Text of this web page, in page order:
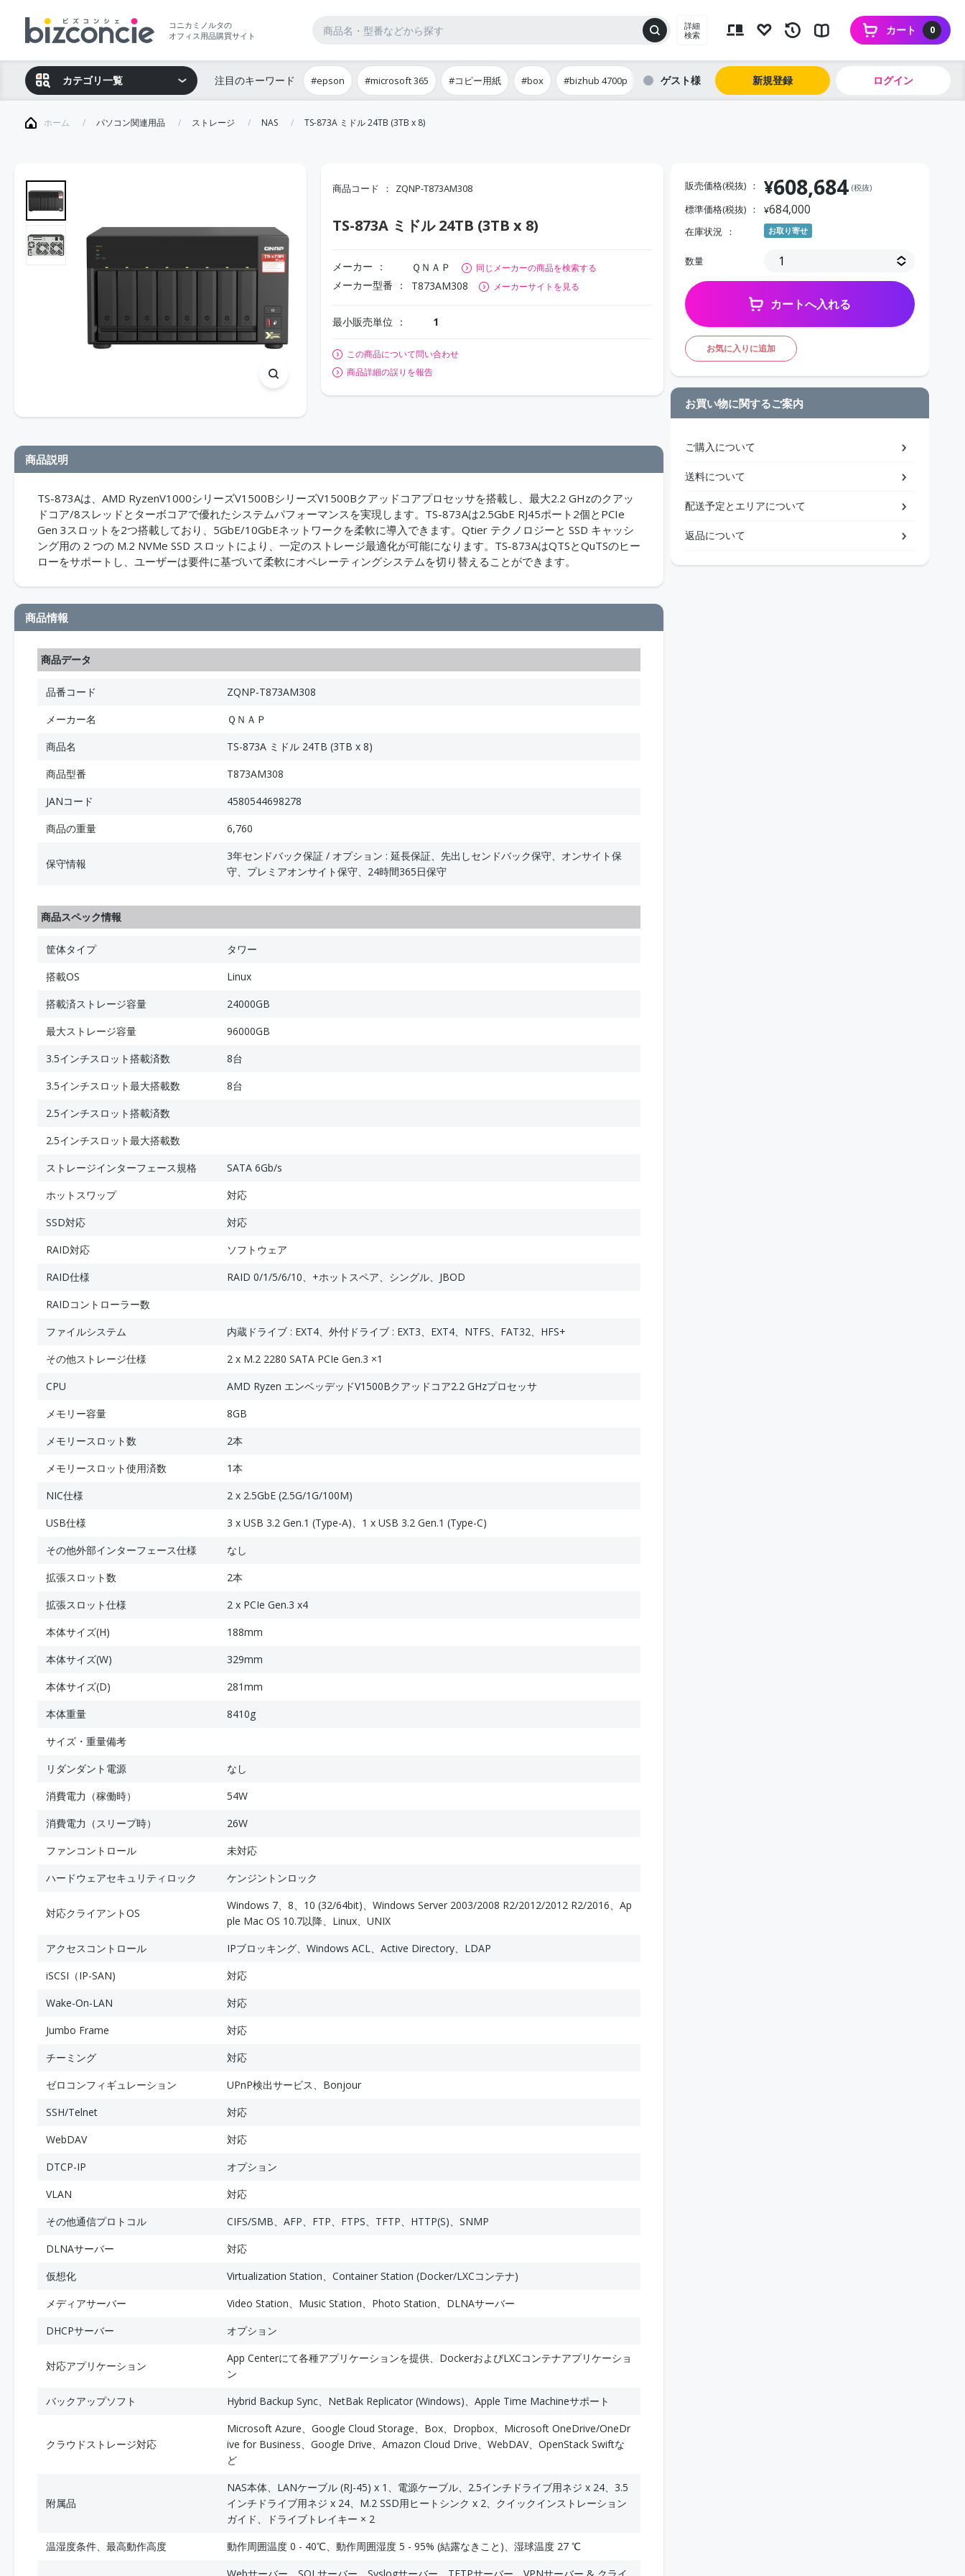
コニカミノルタの
オフィス用品購買サイト
詳細
検索
0
カート
カテゴリ一覧 注目のキーワード #epson #microsoft 365 #コピー用紙 #box #bizhub 4700p ゲスト 新規登録 ログイン
ホーム パソコン関連用品 ストレージ NAS TS-873A ミドル 24TB (3TB x 8)
商品コード ZQNP-T873AM308
TS-873A ミドル 24TB (3TB x 8)
メーカー ＱＮＡＰ 同じメーカーの商品を検索する
メーカー型番 T873AM308 メーカーサイトを見る
最小販売単位 1
この商品について問い合わせ
商品詳細の誤りを報告
商品説明
TS-873Aは、AMD RyzenV1000シリーズV1500BシリーズV1500Bクアッドコアプロセッサを搭載し、最大2.2 GHzのクアッ
ドコア/8スレッドとターボコアで優れたシステムパフォーマンスを実現します。TS-873Aは2.5GbE RJ45ポート2個とPCIe
Gen 3スロットを2つ搭載しており、5GbE/10GbEネットワークを柔軟に導入できます。Qtier テクノロジーと SSD キャッシ
ング用の 2 つの M.2 NVMe SSD スロットにより、一定のストレージ最適化が可能になります。TS-873AはQTSとQuTSのヒー
ローをサポートし、ユーザーは要件に基づいて柔軟にオペレーティングシステムを切り替えることができます。
商品情報
商品データ
品番コード
ZQNP-T873AM308
メーカー名
ＱＮＡＰ
商品名
TS-873A ミドル 24TB (3TB x 8)
商品型番
T873AM308
JANコード
4580544698278
商品の重量
6,760
保守情報
3年センドバック保証 / オプション : 延長保証、先出しセンドバック保守、オンサイト保
守、プレミアオンサイト保守、24時間365日保守
商品スペック情報
筐体タイプ
タワー
搭載OS
Linux
搭載済ストレージ容量
24000GB
最大ストレージ容量
96000GB
3.5インチスロット搭載済数
8台
3.5インチスロット最大搭載数
8台
2.5インチスロット搭載済数
2.5インチスロット最大搭載数
ストレージインターフェース規格
SATA 6Gb/s
ホットスワップ
対応
SSD対応
対応
RAID対応
ソフトウェア
RAID仕様
RAID 0/1/5/6/10、+ホットスペア、シングル、JBOD
RAIDコントローラー数
ファイルシステム
内蔵ドライブ : EXT4、外付ドライブ : EXT3、EXT4、NTFS、FAT32、HFS+
その他ストレージ仕様
2 x M.2 2280 SATA PCIe Gen.3 ×1
CPU
AMD Ryzen エンベッデッドV1500Bクアッドコア2.2 GHzプロセッサ
メモリー容量
8GB
メモリースロット数
2本
メモリースロット使用済数
1本
NIC仕様
2 x 2.5GbE (2.5G/1G/100M)
USB仕様
3 x USB 3.2 Gen.1 (Type-A)、1 x USB 3.2 Gen.1 (Type-C)
その他外部インターフェース仕様
なし
拡張スロット数
2本
拡張スロット仕様
2 x PCIe Gen.3 x4
本体サイズ(H)
188mm
本体サイズ(W)
329mm
本体サイズ(D)
281mm
本体重量
8410g
サイズ・重量備考
リダンダント電源
なし
消費電力（稼働時）
54W
消費電力（スリープ時）
26W
ファンコントロール
未対応
ハードウェアセキュリティロック
ケンジントンロック
対応クライアントOS
Windows 7、8、10 (32/64bit)、Windows Server 2003/2008 R2/2012/2012 R2/2016、Ap
ple Mac OS 10.7以降、Linux、UNIX
アクセスコントロール
IPブロッキング、Windows ACL、Active Directory、LDAP
iSCSI（IP-SAN)
対応
Wake-On-LAN
対応
Jumbo Frame
対応
チーミング
対応
ゼロコンフィギュレーション
UPnP検出サービス、Bonjour
SSH/Telnet
対応
WebDAV
対応
DTCP-IP
オプション
VLAN
対応
その他通信プロトコル
CIFS/SMB、AFP、FTP、FTPS、TFTP、HTTP(S)、SNMP
DLNAサーバー
対応
仮想化
Virtualization Station、Container Station (Docker/LXCコンテナ)
メディアサーバー
Video Station、Music Station、Photo Station、DLNAサーバー
DHCPサーバー
オプション
対応アプリケーション
App Centerにて各種アプリケーションを提供、DockerおよびLXCコンテナアプリケーショ
ン
バックアップソフト
Hybrid Backup Sync、NetBak Replicator (Windows)、Apple Time Machineサポート
クラウドストレージ対応
Microsoft Azure、Google Cloud Storage、Box、Dropbox、Microsoft OneDrive/OneDr
ive for Business、Google Drive、Amazon Cloud Drive、WebDAV、OpenStack Swiftな
ど
附属品
NAS本体、LANケーブル (RJ-45) x 1、電源ケーブル、2.5インチドライブ用ネジ x 24、3.5
インチドライブ用ネジ x 24、M.2 SSD用ヒートシンク x 2、クイックインストレーション
ガイド、ドライブトレイキー × 2
温湿度条件、最高動作高度
動作周囲温度 0 - 40℃、動作周囲湿度 5 - 95% (結露なきこと)、湿球温度 27 ℃
販売価格(税抜) ¥608,684 (税抜)
標準価格(税抜) ¥684,000
在庫状況 お取り寄せ
数量
カートへ入れる
お気に入りに追加
お買い物に関するご案内
ご購入について
送料について
配送予定とエリアについて
返品について